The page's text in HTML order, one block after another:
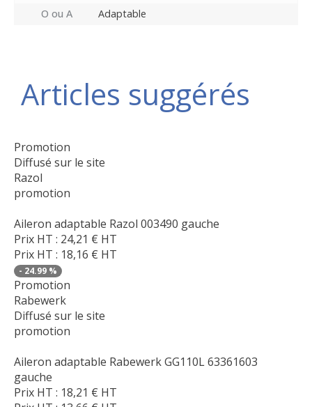
O ou A
Adaptable
Articles suggérés
Promotion
Diffusé sur le site
Razol
promotion
Aileron adaptable Razol 003490 gauche
Prix HT : 24,21 € HT
Prix HT : 18,16 € HT
- 24.99 %
Promotion
Rabewerk
Diffusé sur le site
promotion
Aileron adaptable Rabewerk GG110L 63361603
gauche
Prix HT : 18,21 € HT